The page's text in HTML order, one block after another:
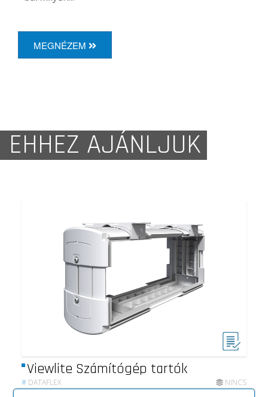
MEGNÉZEM
EHHEZ AJÁNLJUK
Viewlite Számítógép tartók
# DATAFLEX NINCS